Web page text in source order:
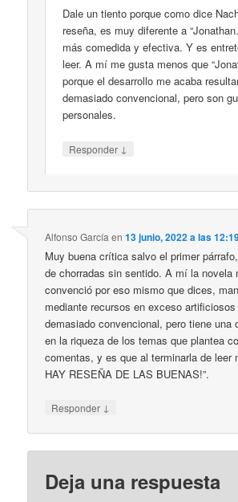
Dale un tiento porque como dice
reseña, es muy diferente a
más comedida y efectiva. Y es
leer. A mí me gusta menos que
porque el desarrollo me acaba
demasiado convencional, pero son
personales.
Responder ↓
Alfonso García en13 junio, 2022 a las
Muy buena crítica salvo el primer
de chorradas sin sentido. A mí la novela
convenció por eso mismo que dices,
mediante recursos en exceso
demasiado convencional, pero tiene una
en la riqueza de los temas que plantea
comentas, y es que al terminarla de leer
HAY RESEÑA DE LAS BUENAS!”.
Responder ↓
Deja una respuesta